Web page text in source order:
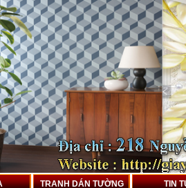
TRANH DÁN TƯỜNG TIN